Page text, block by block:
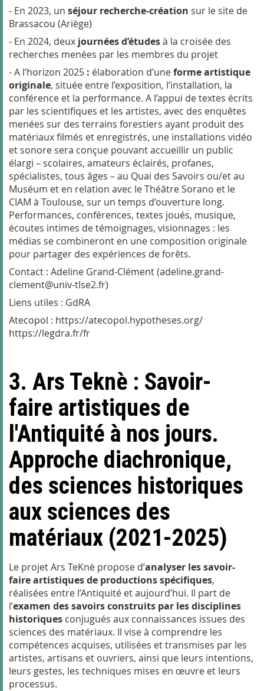
- En 2023, un séjour recherche-création sur le site de
Brassacou (Ariège)
- En 2024, deux journées d’étudesà la croisée des
recherches menées par les membres du projet
- A l’horizon 2025 : élaboration d’uneforme artistique
originale, située entre l’exposition, l’installation, la
conférence et la performance. A l’appui de textes écrits
par les scientifiques et les artistes, avec des enquêtes
menées sur des terrains forestiers ayant produit des
matériaux filmés et enregistrés, une installations vidéo
et sonore sera conçue pouvant accueillir un public
élargi – scolaires, amateurs éclairés, profanes,
spécialistes, tous âges – au Quai des Savoirs ou/et au
Muséum et en relation avec le Théâtre Sorano et le
CIAM à Toulouse, sur un temps d’ouverture long.
Performances, conférences, textes joués, musique,
écoutes intimes de témoignages, visionnages : les
médias se combineront en une composition originale
pour partager des expériences de forêts.
Contact : Adeline Grand-Clément (adeline.grand-
clement@univ-tlse2.fr)
Liens utiles : GdRA
Atecopol : https://atecopol.hypotheses.org/
https://legdra.fr/fr
3. Ars Teknè : Savoir-
faire artistiques de
l'Antiquité à nos jours.
Approche diachronique,
des sciences historiques
aux sciences des
matériaux (2021-2025)
Le projet Ars TeKnè propose d’analyser les savoir-
faire artistiques de productions spécifiques,
réalisées entre l’Antiquité et aujourd’hui. Il part de
l’examen des savoirs construits par les disciplines
historiques conjugués aux connaissances issues des
sciences des matériaux. Il vise à comprendre les
compétences acquises, utilisées et transmises par les
artistes, artisans et ouvriers, ainsi que leurs intentions,
leurs gestes, les techniques mises en œuvre et leurs
processus.